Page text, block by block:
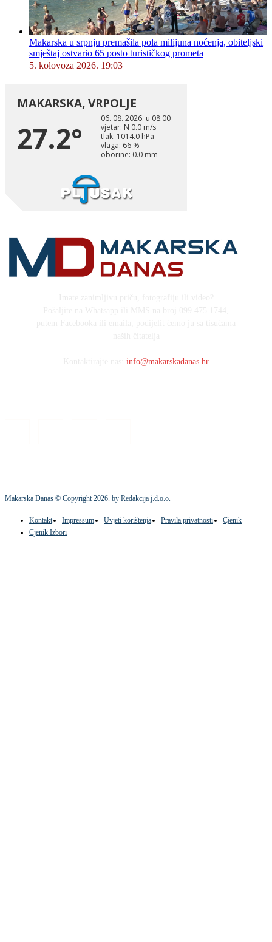
Makarska u srpnju premašila pola milijuna noćenja, obiteljski
smještaj ostvario 65 posto turističkog prometa
5. kolovoza 2026. 19:03
info@makarskadanas.hr
Makarska Danas © Copyright2026. by Redakcija j.d.o.o.
Kontakt Impressum Uvjeti korištenja Pravila privatnosti
Cjenik
Cjenik Izbori